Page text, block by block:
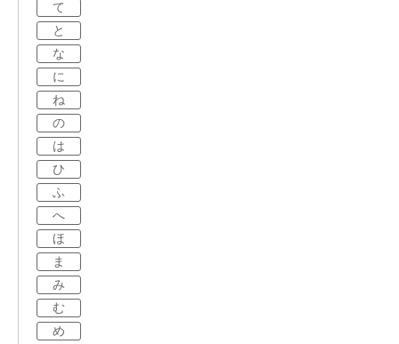
て
と
な
に
ね
の
は
ひ
ふ
へ
ほ
ま
み
む
め